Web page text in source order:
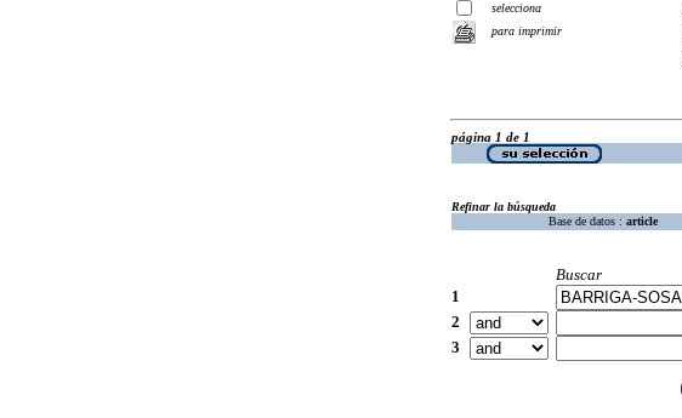
selecciona
para imprimir
página 1 de 1
Refinar la búsqueda
Base de datos : article
Buscar
1
2
3